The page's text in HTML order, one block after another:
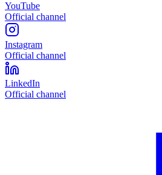
YouTube
Official channel
Instagram
Official channel
LinkedIn
Official channel